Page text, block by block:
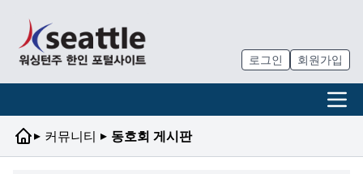
로그인 회원가입
▸ 커뮤니티 ▸ 동호회 게시판